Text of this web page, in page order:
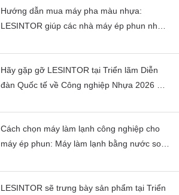
Hướng dẫn mua máy pha màu nhựa:
LESINTOR giúp các nhà máy ép phun nhựa
thế nào?
Hãy gặp gỡ LESINTOR tại Triển lãm Diễn
đàn Quốc tế về Công nghiệp Nhựa 2026 ở
Cách chọn máy làm lạnh công nghiệp cho
máy ép phun: Máy làm lạnh bằng nước so
LESINTOR sẽ trưng bày sản phẩm tại Triển